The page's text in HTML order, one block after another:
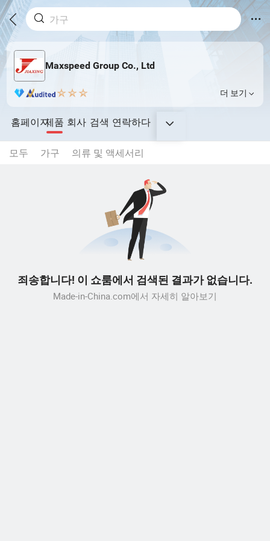
Maxspeed Group Co., Ltd
더 보기
홈페이지제품 회사 검색 연락하다
모두 가구 의류 및 액세서리
죄송합니다! 이 쇼룸에서 검색된 결과가 없습니다.
Made-in-China.com에서 자세히 알아보기